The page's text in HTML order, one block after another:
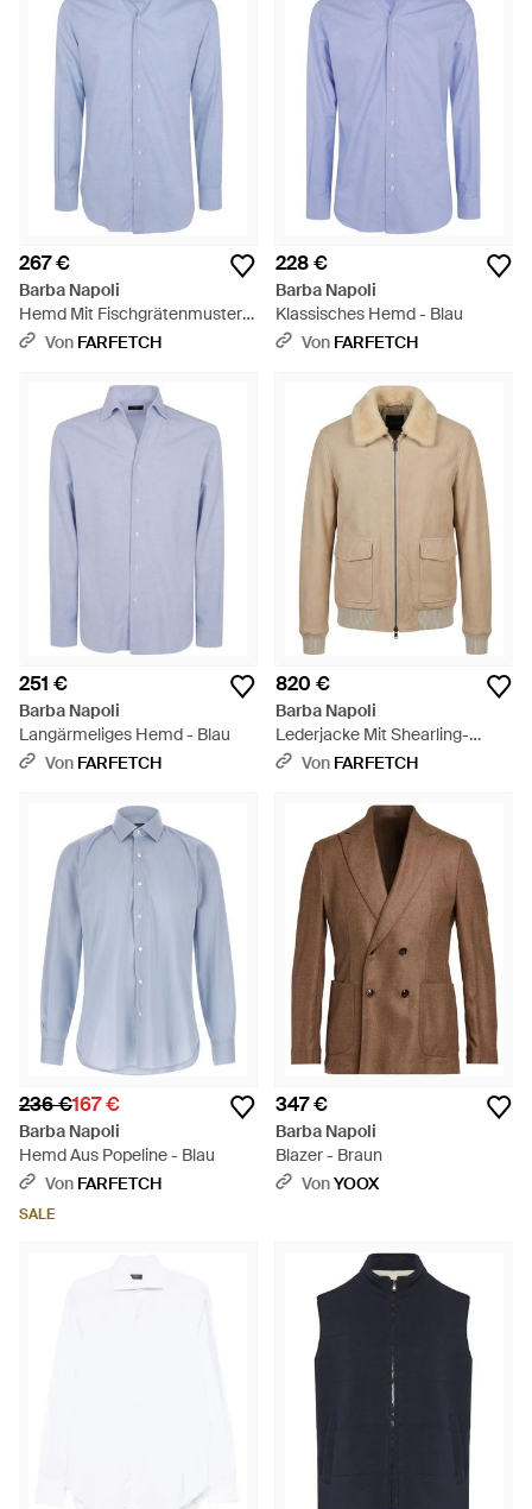
267 €
Barba Napoli
Hemd Mit Fischgrätenmuster -
BlauVon FARFETCH
228 €
Barba Napoli
Klassisches Hemd - Blau
Von FARFETCH
251 €
Barba Napoli
Langärmeliges Hemd - Blau
Von FARFETCH
820 €
Barba Napoli
Lederjacke Mit Shearling-
Kragen - Natur
Von FARFETCH
236 €167 €
Barba Napoli
Hemd Aus Popeline - Blau
Von FARFETCH
SALE
347 €
Barba Napoli
Blazer - Braun
VonYOOX